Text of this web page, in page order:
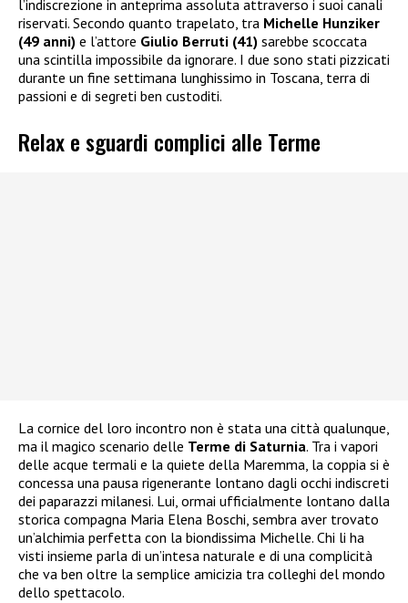
l’indiscrezione in anteprima assoluta attraverso i suoi canali
riservati. Secondo quanto trapelato, tra Michelle Hunziker
(49 anni) e l’attore Giulio Berruti (41) sarebbe scoccata
una scintilla impossibile da ignorare. I due sono stati pizzicati
durante un fine settimana lunghissimo in Toscana, terra di
passioni e di segreti ben custoditi.
Relax e sguardi complici alle Terme
La cornice del loro incontro non è stata una città qualunque,
ma il magico scenario delle Terme di Saturnia. Tra i vapori
delle acque termali e la quiete della Maremma, la coppia si è
concessa una pausa rigenerante lontano dagli occhi indiscreti
dei paparazzi milanesi. Lui, ormai ufficialmente lontano dalla
storica compagna Maria Elena Boschi, sembra aver trovato
un’alchimia perfetta con la biondissima Michelle. Chi li ha
visti insieme parla di un’intesa naturale e di una complicità
che va ben oltre la semplice amicizia tra colleghi del mondo
dello spettacolo.